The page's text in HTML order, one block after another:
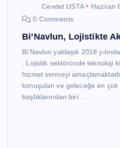
Cevdet USTA
Haziran
0 Comments
Bi’Navlun, Lojistikte
Bi’Navlun yaklaşık 2018
, Lojsitik sektöründe teknoloji
hizmet vermeyi
konuşulan ve geleceğe en
başlıklarından biri…